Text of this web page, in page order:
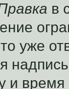
в
уже
и